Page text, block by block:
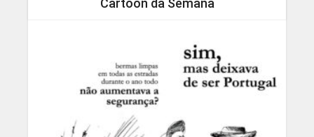
Cartoon da Semana